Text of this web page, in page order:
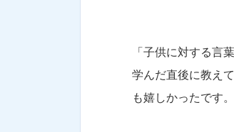
「子供に対する言
学んだ直後に教え
も嬉しかったです。